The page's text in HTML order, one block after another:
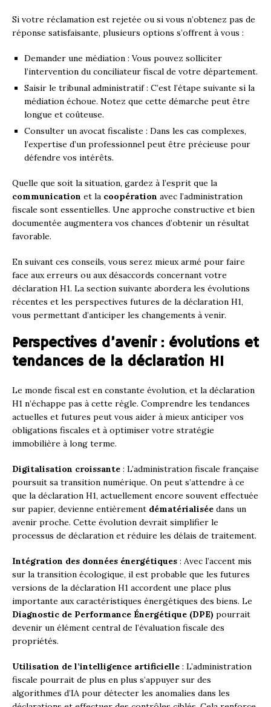
Si votre réclamation est rejetée ou si vous n’obtenez pas de
réponse satisfaisante, plusieurs options s’offrent à vous :
Demander une médiation : Vous pouvez solliciter
l’intervention du conciliateur fiscal de votre département.
Saisir le tribunal administratif : C’est l’étape suivante si la
médiation échoue. Notez que cette démarche peut être
longue et coûteuse.
Consulter un avocat fiscaliste : Dans les cas complexes,
l’expertise d’un professionnel peut être précieuse pour
défendre vos intérêts.
Quelle que soit la situation, gardez à l’esprit que la
communication et la coopération avec l’administration
fiscale sont essentielles. Une approche constructive et bien
documentée augmentera vos chances d’obtenir un résultat
favorable.
En suivant ces conseils, vous serez mieux armé pour faire
face aux erreurs ou aux désaccords concernant votre
déclaration H1. La section suivante abordera les évolutions
récentes et les perspectives futures de la déclaration H1,
vous permettant d’anticiper les changements à venir.
Perspectives d’avenir : évolutions et
tendances de la déclaration H1
Le monde fiscal est en constante évolution, et la déclaration
H1 n’échappe pas à cette règle. Comprendre les tendances
actuelles et futures peut vous aider à mieux anticiper vos
obligations fiscales et à optimiser votre stratégie
immobilière à long terme.
Digitalisation croissante : L’administration fiscale française
poursuit sa transition numérique. On peut s’attendre à ce
que la déclaration H1, actuellement encore souvent effectuée
sur papier, devienne entièrement dématérialisée dans un
avenir proche. Cette évolution devrait simplifier le
processus de déclaration et réduire les délais de traitement.
Intégration des données énergétiques : Avec l’accent mis
sur la transition écologique, il est probable que les futures
versions de la déclaration H1 accordent une place plus
importante aux caractéristiques énergétiques des biens. Le
Diagnostic de Performance Énergétique (DPE) pourrait
devenir un élément central de l’évaluation fiscale des
propriétés.
Utilisation de l’intelligence artificielle : L’administration
fiscale pourrait de plus en plus s’appuyer sur des
algorithmes d’IA pour détecter les anomalies dans les